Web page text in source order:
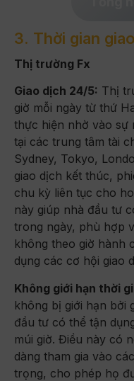
3. Thời gian
Thị trường Fx
Giao dịch 24/5: Thị
giờ mỗi ngày từ thứ
thực hiện nhờ vào sự
tại các trung tâm tài
Sydney, Tokyo,
giao dịch kết thúc,
chu kỳ liên tục cho
này giúp nhà đầu tư
trong ngày, phù hợp
không theo giờ hành
dụng các cơ hội giao
Không giới hạn thời
không bị giới hạn bởi
đầu tư có thể tận
múi giờ. Điều này có
dàng tham gia vào
trọng, cho phép họ